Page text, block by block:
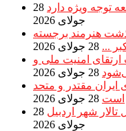
توجه ویژه دارد 28
جولای 2026
هنرمند برجسته
... 28 جولای 2026
ارتقای امنیت ملی و
28 جولای 2026
مقتدر و متحد
است 28 جولای 2026
28
جولای 2026